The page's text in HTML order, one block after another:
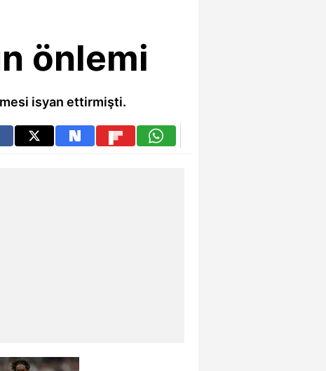
önlemi
isyan ettirmişti.